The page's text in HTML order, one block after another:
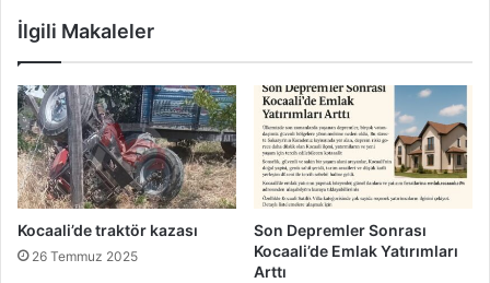
İlgili Makaleler
Kocaali’de traktör kazası
26 Temmuz 2025
Son Depremler Sonrası
Kocaali’de Emlak Yatırımları
Arttı